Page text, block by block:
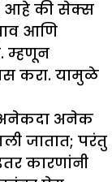
आहे की सेक्स
आणि
म्हणून
करा. यामुळे
अनेक
जातात; परंतु
कारणांनी